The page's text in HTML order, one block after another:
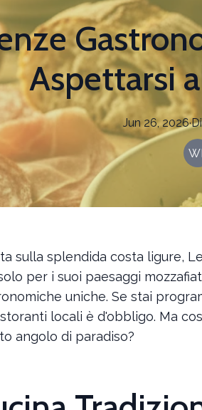
Aspettarsi
Jun 26, 2026·Di
WL
sulla splendida costa ligure,
per i suoi paesaggi
uniche. Se stai
locali è d'obbligo. Ma
angolo di paradiso?